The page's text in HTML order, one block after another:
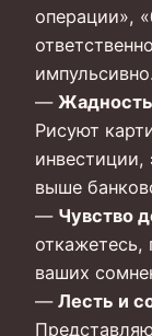
операции»,
импульсивно.
— Жадность
Рисуют
выше
— Чувство
откажетесь,
ваших
— Лесть и